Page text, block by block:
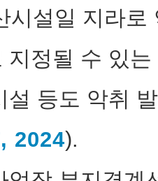
시설일 지라
지정될 수 있
설 등도 악취
2024).